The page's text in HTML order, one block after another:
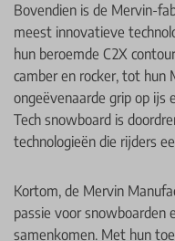
Bovendien is de Mervin-
meest innovatieve
hun beroemde C2X
camber en rocker, tot hun
ongeëvenaarde grip op ijs
Tech snowboard is
technologieën die rijders
Kortom, de Mervin
passie voor snowboarden
samenkomen. Met hun